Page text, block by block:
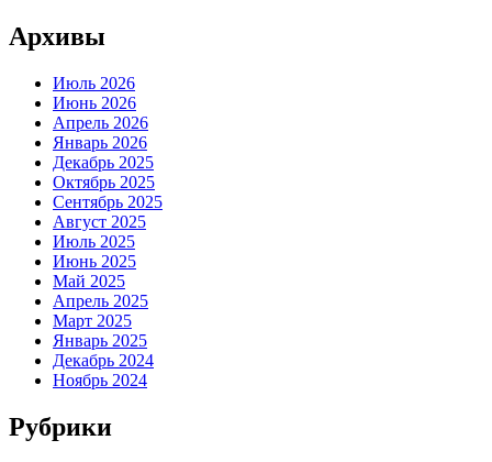
Архивы
Июль 2026
Июнь 2026
Апрель 2026
Январь 2026
Декабрь 2025
Октябрь 2025
Сентябрь 2025
Август 2025
Июль 2025
Июнь 2025
Май 2025
Апрель 2025
Март 2025
Январь 2025
Декабрь 2024
Ноябрь 2024
Рубрики